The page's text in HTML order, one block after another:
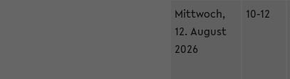
Mittwoch,
12. August
2026
10-12